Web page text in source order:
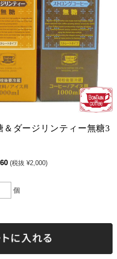
ダージリンティー無糖3
(税抜 ¥2,000)
個